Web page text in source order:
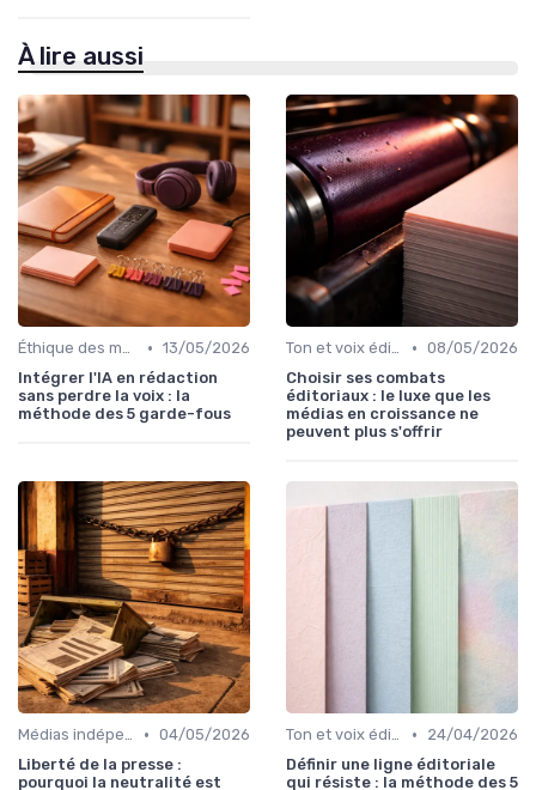
À lire aussi
Éthique des médias • 13/05/2026
Intégrer l'IA en rédaction
sans perdre la voix : la
méthode des 5 garde-fous
Ton et voix éditoriale • 08/05/2026
Choisir ses combats
éditoriaux : le luxe que les
médias en croissance ne
peuvent plus s'offrir
Médias indépendants • 04/05/2026
Liberté de la presse :
pourquoi la neutralité est
Ton et voix éditoriale •
24/04/2026
Définir une ligne éditoriale
qui résiste : la méthode des 5